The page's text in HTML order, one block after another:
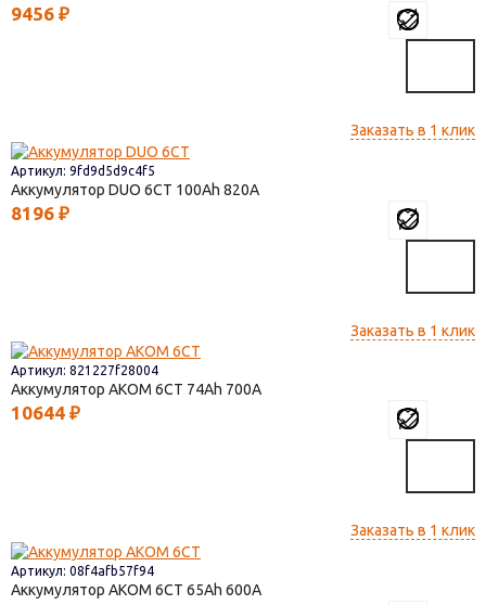
9456 ₽
Заказать в 1 клик
Артикул: 9fd9d5d9c4f5
Аккумулятор DUO 6СТ 100 820
8196 ₽
Заказать в 1 клик
Артикул: 821227f28004
Аккумулятор AКОМ 6СТ 74 700
10644 ₽
Заказать в 1 клик
Артикул: 08f4afb57f94
Аккумулятор AКОМ 6СТ 65 600